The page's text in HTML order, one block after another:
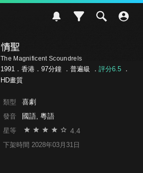
情聖
The Magnificent Scoundrels
1991．香港．97分鐘 ． 普遍級 ． 評分6.5．
HD畫質
類型 喜劇
發音 國語, 粵語
星等 4.4
下架時間 2028年03月31日